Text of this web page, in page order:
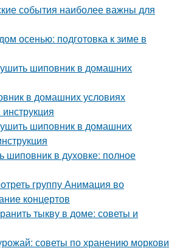
события наиболее важны для
осенью: подготовка к зиме в
шиповник в домашних
в домашних условиях
шиповник в домашних
шиповник в духовке: полное
группу Анимация во
концертов
тыкву в доме: советы и
советы по хранению моркови